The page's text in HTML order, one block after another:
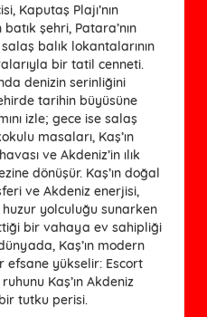
Kaputaş Plajı’nın
şehri, Patara’nın
balık lokantalarının
bir tatil cenneti.
denizin serinliğini
tarihin büyüsüne
izle; gece ise salaş
masaları, Kaş’ın
ve Akdeniz’in ılık
dönüşür. Kaş’ın doğal
ve Akdeniz enerjisi,
yolculuğu sunarken
bir vahaya ev sahipliği
Kaş’ın modern
efsane yükselir: Escort
Kaş’ın Akdeniz
tutku perisi.